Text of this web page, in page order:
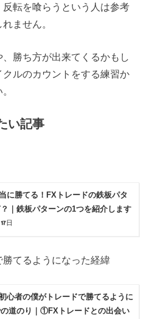
転を喰らうという人は参考
ません。
勝ち方が出来てくるかもし
ルのカウントをする練習か
い記事
に勝てる！FXトレードの鉄板パタ
｜鉄板パターンの1つを紹介します
日
てるようになった経緯
心者の僕がトレードで勝てるように
道のり｜①FXトレードとの出会い